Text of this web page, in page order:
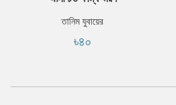
তানিম যুবায়ের
৳৪০